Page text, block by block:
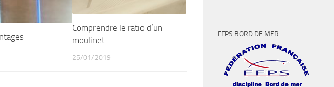
Comprendre le ratio d’un
moulinet
25/01/2019
FFPS BORD DE MER